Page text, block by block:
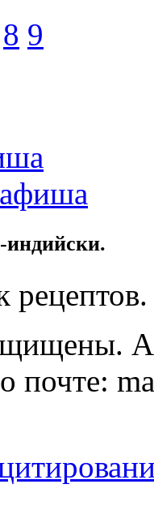
8 9
рецептов.
почте: